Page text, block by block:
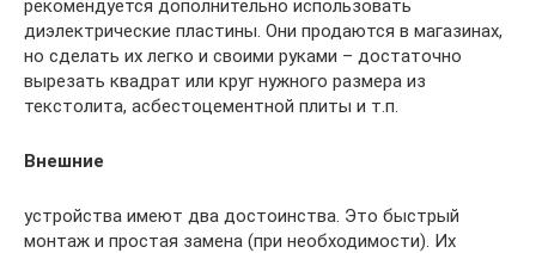
рекомендуется дополнительно использовать
диэлектрические пластины. Они продаются в магазинах,
но сделать их легко и своими руками – достаточно
вырезать квадрат или круг нужного размера из
текстолита, асбестоцементной плиты и т.п.
Внешние
устройства имеют два достоинства. Это быстрый
монтаж и простая замена (при необходимости). Их